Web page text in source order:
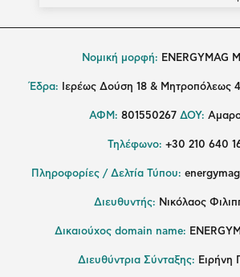
Νομική μορφή: ENERGYMAG
Έδρα: Ιερέως Δούση 18 & Μητροπόλεως
ΑΦΜ: 801550267 ΔΟΥ:
Τηλέφωνο: +30 210 640
Πληροφορίες / Δελτία Τύπου:
Διευθυντής: Νικόλαος
Δικαιούχος domain name:
Διευθύντρια Σύνταξης: Ειρήνη